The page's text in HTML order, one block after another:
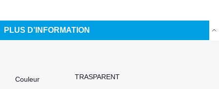
PLUS D’INFORMATION
Couleur
TRASPARENT